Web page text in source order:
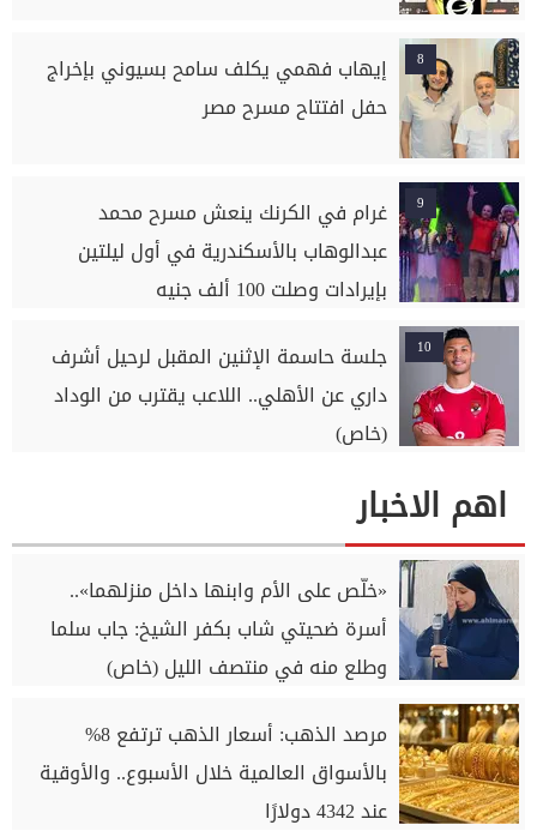
8
إيهاب فهمي يكلف سامح بسيوني بإخراج
حفل افتتاح مسرح مصر
9
غرام في الكرنك ينعش مسرح محمد
عبدالوهاب بالأسكندرية في أول ليلتين
بإيرادات وصلت 100 ألف جنيه
10
جلسة حاسمة الإثنين المقبل لرحيل أشرف
داري عن الأهلي.. اللاعب يقترب من الوداد
(خاص)
اهم الاخبار
«خلّص على الأم وابنها داخل منزلهما»..
أسرة ضحيتي شاب بكفر الشيخ: جاب سلما
وطلع منه في منتصف الليل (خاص)
مرصد الذهب: أسعار الذهب ترتفع 8%
بالأسواق العالمية خلال الأسبوع.. والأوقية
عند 4342 دولارًا